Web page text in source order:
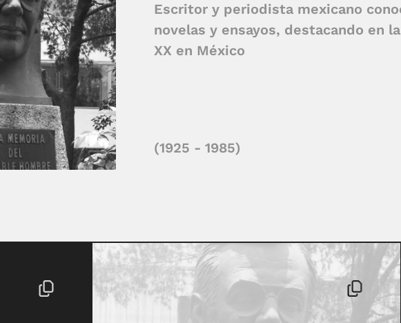
Escritor y periodista mexicano
novelas y ensayos, destacando en
XX en México
(1925 - 1985)